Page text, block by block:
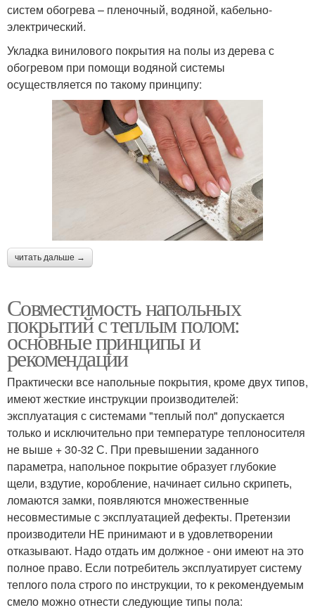
систем обогрева – пленочный, водяной, кабельно-
электрический.
Укладка винилового покрытия на полы из дерева с
обогревом при помощи водяной системы
осуществляется по такому принципу:
читать дальше →
Совместимость напольных
покрытий с теплым полом:
основные принципы и
рекомендации
Практически все напольные покрытия, кроме двух типов,
имеют жесткие инструкции производителей:
эксплуатация с системами "теплый пол" допускается
только и исключительно при температуре теплоносителя
не выше + 30-32 С. При превышении заданного
параметра, напольное покрытие образует глубокие
щели, вздутие, коробление, начинает сильно скрипеть,
ломаются замки, появляются множественные
несовместимые с эксплуатацией дефекты. Претензии
производители НЕ принимают и в удовлетворении
отказывают. Надо отдать им должное - они имеют на это
полное право. Если потребитель эксплуатирует систему
теплого пола строго по инструкции, то к рекомендуемым
смело можно отнести следующие типы пола: